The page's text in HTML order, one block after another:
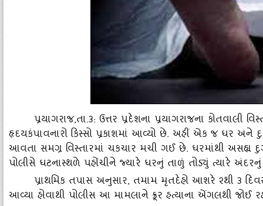
પ્રયાગરાજ,તા.૩: ઉત્તર પ્રદેશના પ્રયાગરાજના કોતવાલી
હૃદયકંપાવનારો કિસ્‍સો પ્રકાશમાં આવ્‍યો છે. અહીં એક જ ઘર અને
આવતા સમગ્ર વિસ્‍તારમાં ચકચાર મચી ગઈ છે. ઘરમાંથી અસહ્ય
પોલીસે ઘટનાસ્‍થળે પહોંચીને જ્‍યારે ઘરનું તાળું તોડ્‍યું ત્‍યારે
પ્રાથમિક તપાસ અનુસાર, તમામ મૃતદેહો આશરે ૨થી ૩
આવ્‍યા હોવાથી પોલીસ આ મામલાને ક્રૂર હત્‍યાના એંગલથી જોઈ